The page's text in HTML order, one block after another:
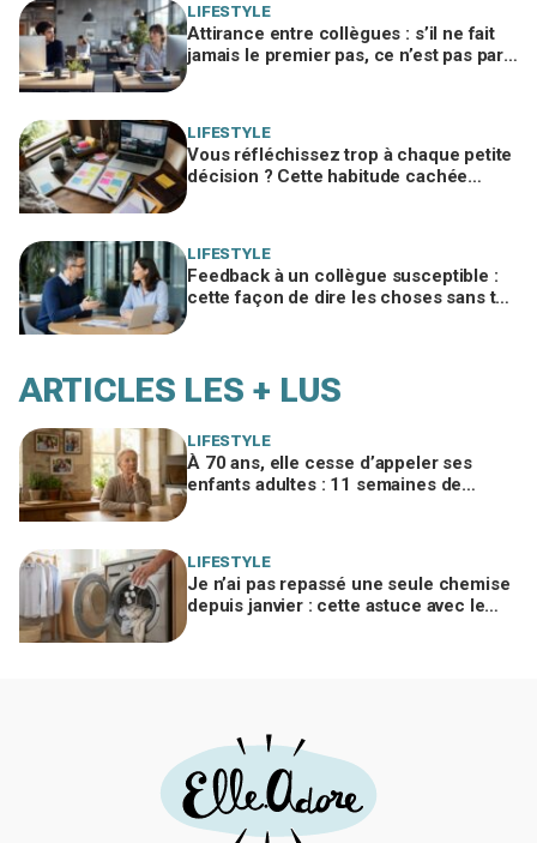
LIFESTYLE
Attirance entre collègues : s’il ne fait
jamais le premier pas, ce n’est pas par
LIFESTYLE
Vous réfléchissez trop à chaque petite
décision ? Cette habitude cachée
LIFESTYLE
Feedback à un collègue susceptible :
cette façon de dire les choses sans te
ARTICLES LES + LUS
LIFESTYLE
À 70 ans, elle cesse d’appeler ses
enfants adultes : 11 semaines de
LIFESTYLE
Je n’ai pas repassé une seule chemise
depuis janvier : cette astuce avec le